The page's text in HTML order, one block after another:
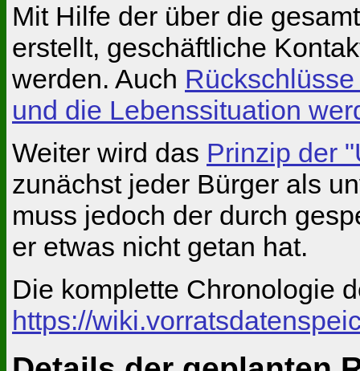
Mit Hilfe der über die
er­stellt, geschäftliche
werden. Auch
und die Le­benssituation
Weiter wird das Prinzip der
zunächst jeder Bürger als
muss jedoch der durch
er etwas nicht getan hat.
Die komplette Chronologie
https://